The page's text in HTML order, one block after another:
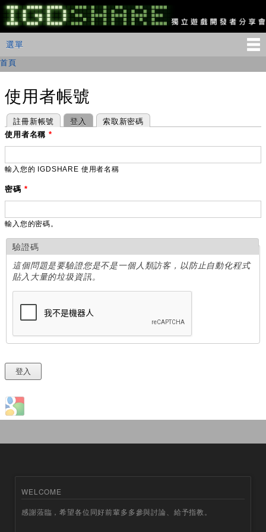
移
至
主
IGDSHARE
獨
遊
發
享
會
主選單
選單
您在這裡
首頁
使用者帳號
主要索引標籤
註冊新帳號 登入
(作用中頁籤) 索取新密碼
使用者名稱*
輸入您的 IGDSHARE 使用者名稱
密碼 *
輸入您的密碼。
驗證碼
這個問題是要驗證您是不是一個人類訪客，以防止自動化程式
貼入大量的垃圾資訊。
Login with Google
WELCOME
感謝蒞臨，希望各位同好前輩多多參與討論、給予指教。